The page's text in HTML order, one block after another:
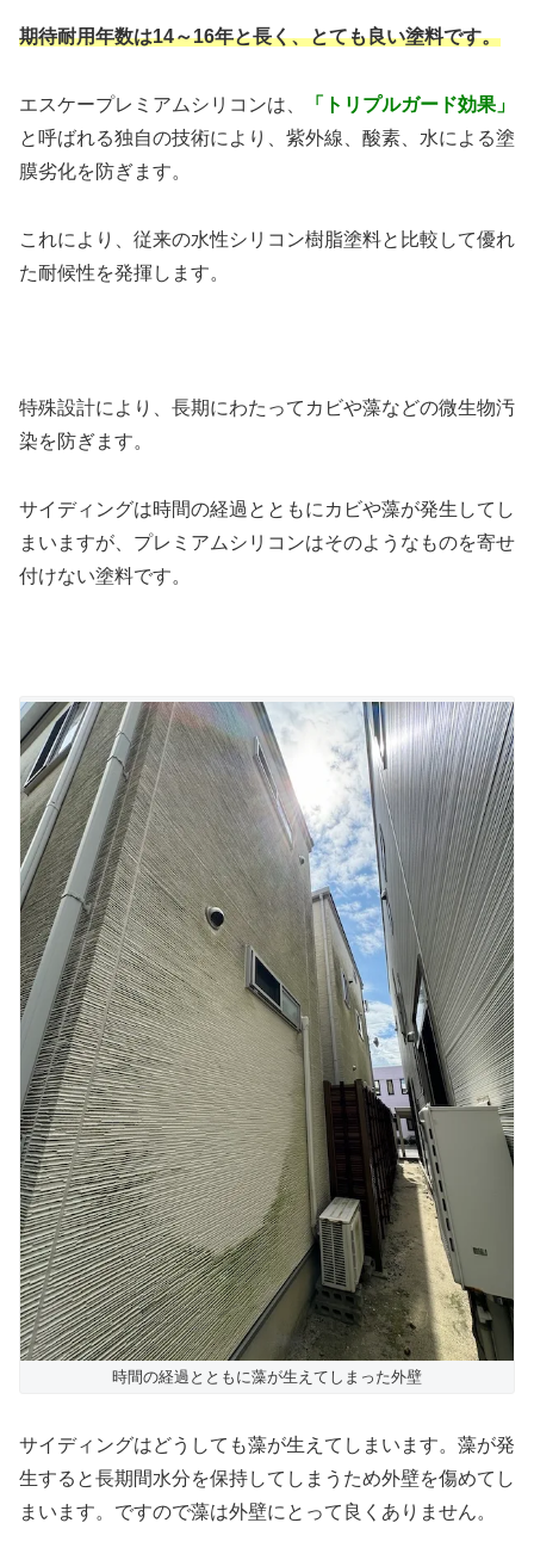
期待耐用年数は14～16年と長く、とても良い塗料です。
エスケープレミアムシリコンは、
「トリプルガード効果」
と呼ばれる独自の技術により、紫外線、酸素、水による塗
膜劣化を防ぎます。
これにより、従来の水性シリコン樹脂塗料と比較して優れ
た耐候性を発揮します。
特殊設計により、長期にわたってカビや藻などの微生物汚
染を防ぎます。
サイディングは時間の経過とともにカビや藻が発生してし
まいますが、プレミアムシリコンはそのようなものを寄せ
付けない塗料です。
時間の経過とともに藻が生えてしまった外壁
サイディングはどうしても藻が生えてしまいます。藻が発
生すると長期間水分を保持してしまうため外壁を傷めてし
まいます。ですので藻は外壁にとって良くありません。